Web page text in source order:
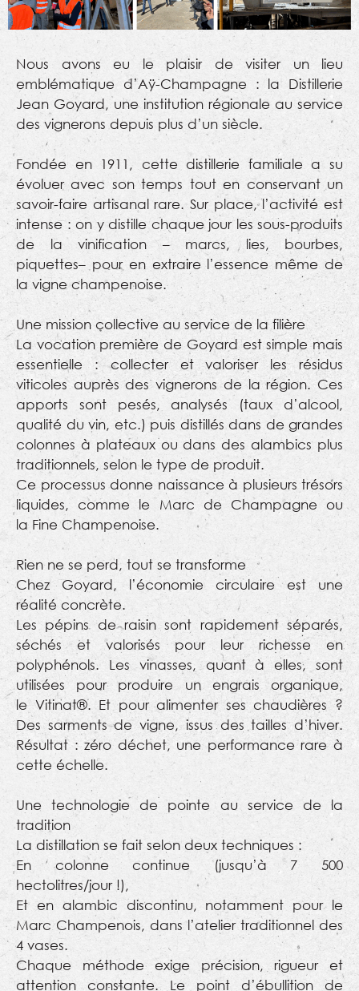
Nous avons eu le plaisir de visiter un lieu
emblématique d’Aÿ-Champagne : la Distillerie
Jean Goyard, une institution régionale au service
des vignerons depuis plus d’un siècle.
Fondée en 1911, cette distillerie familiale a su
évoluer avec son temps tout en conservant un
savoir-faire artisanal rare. Sur place, l’activité est
intense : on y distille chaque jour les sous-produits
de la vinification – marcs, lies, bourbes,
piquettes– pour en extraire l’essence même de
la vigne champenoise.
Une mission collective au service de la filière
La vocation première de Goyard est simple mais
essentielle : collecter et valoriser les résidus
viticoles auprès des vignerons de la région. Ces
apports sont pesés, analysés (taux d’alcool,
qualité du vin, etc.) puis distillés dans de grandes
colonnes à plateaux ou dans des alambics plus
traditionnels, selon le type de produit.
Ce processus donne naissance à plusieurs trésors
liquides, comme le Marc de Champagne ou
la Fine Champenoise.
Rien ne se perd, tout se transforme
Chez Goyard, l’économie circulaire est une
réalité concrète.
Les pépins de raisin sont rapidement séparés,
séchés et valorisés pour leur richesse en
polyphénols. Les vinasses, quant à elles, sont
utilisées pour produire un engrais organique,
le Vitinat®. Et pour alimenter ses chaudières ?
Des sarments de vigne, issus des tailles d’hiver.
Résultat : zéro déchet, une performance rare à
cette échelle.
Une technologie de pointe au service de la
tradition
La distillation se fait selon deux techniques :
En colonne continue (jusqu’à 7 500
hectolitres/jour !),
Et en alambic discontinu, notamment pour le
Marc Champenois, dans l’atelier traditionnel des
4 vases.
Chaque méthode exige précision, rigueur et
attention constante. Le point d’ébullition de